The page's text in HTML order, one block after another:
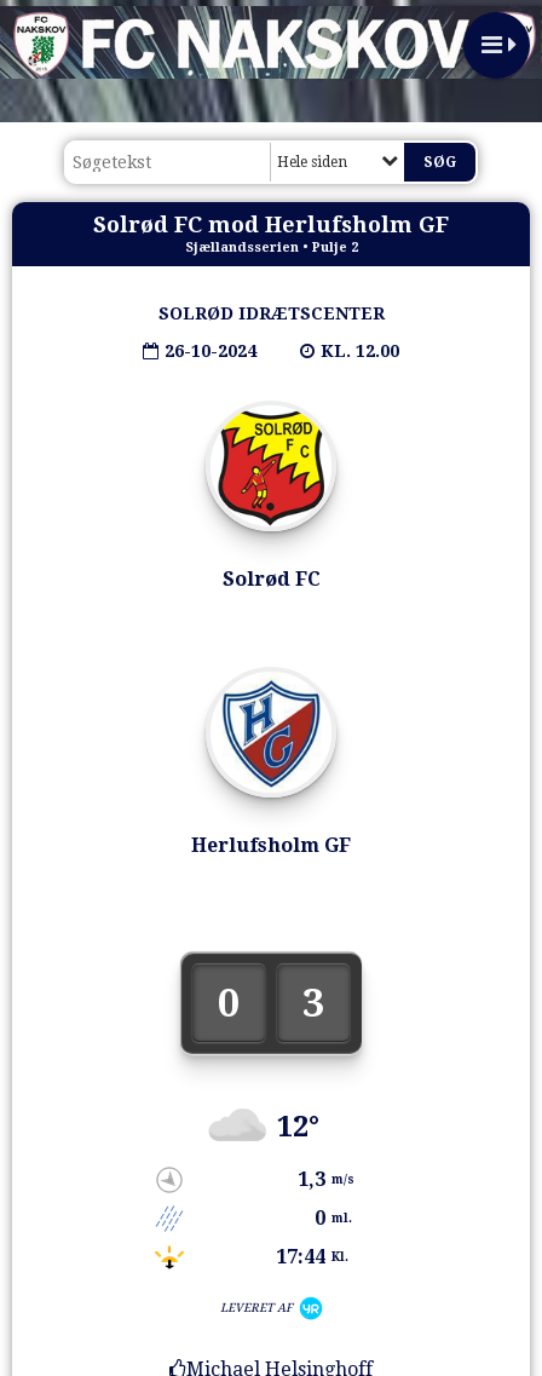
Hele siden
Solrød FC mod Herlufsholm GF
Sjællandsserien • Pulje 2
SOLRØD IDRÆTSCENTER
26-10-2024
KL. 12.00
Solrød FC
0 3
12°
1,3 m/s
0 ml.
17:44 Kl.
LEVERET AF
Herlufsholm GF
Michael Helsinghoff